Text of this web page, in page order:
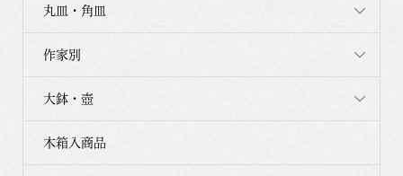
丸皿・角皿
作家別
大鉢・壺
木箱入商品